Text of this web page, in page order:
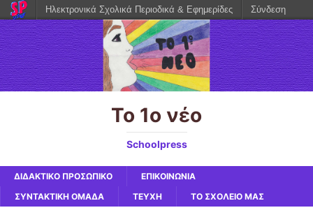
Το 1ο νέο
Schoolpress
ΔΙΔΑΚΤΙΚΟ ΠΡΟΣΩΠΙΚΟ
ΕΠΙΚΟΙΝΩΝΙΑ
ΣΥΝΤΑΚΤΙΚΗ ΟΜΑΔΑ
ΤΕΥΧΗ ΤΟ ΣΧΟΛΕΙΟ ΜΑΣ
Ηλεκτρονικά Σχολικά Περιοδικά & Εφημερίδες Σύνδεση